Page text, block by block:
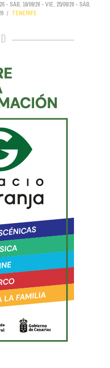
- SÁB, 19/09/26 - VIE, 25/09/26 - SÁB,
TENERIFE